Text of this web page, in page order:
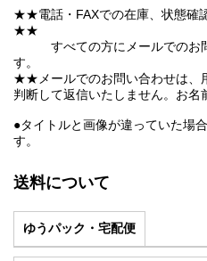
★★電話・FAXでの在庫、状態確
★★
すべての方にメールでのお問
す。
★★メールでのお問い合わせは、
判断して返信いたしません。お
●タイトルと画像が違っていた場
す。
送料について
ゆうパック・宅配便